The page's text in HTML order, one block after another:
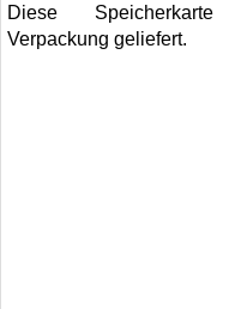
Diese
Verpackung geliefert.